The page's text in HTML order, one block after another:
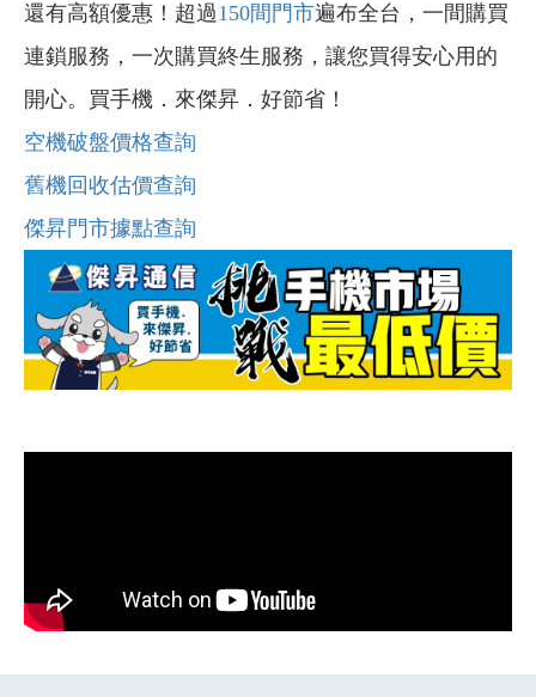
還有高額優惠！超過150間門市遍布全台，一間購買
連鎖服務，一次購買終生服務，讓您買得安心用的
開心。買手機．來傑昇．好節省！
空機破盤價格查詢
舊機回收估價查詢
傑昇門市據點查詢